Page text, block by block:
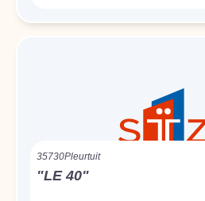
35730Pleurtuit
"LE 40"